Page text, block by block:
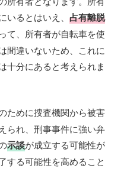
いるとはいえ、占有離脱
て、所有者が自転車を使
間違いないため、これに
十分にあると考えられま
ために捜査機関から被害
られ、刑事事件に強い弁
示談が成立する可能性が
する可能性を高めること